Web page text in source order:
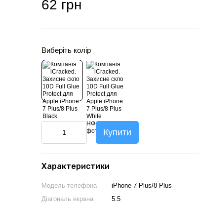
62 грн
Виберіть колір
Купити
Характеристики
Модель телефона
iPhone 7 Plus/8 Plus
Діагональ екрана
5.5